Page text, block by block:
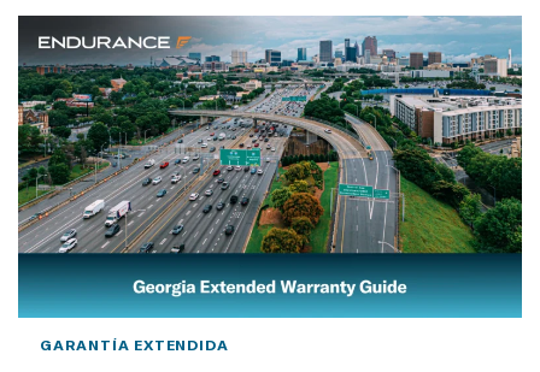
GARANTÍA EXTENDIDA